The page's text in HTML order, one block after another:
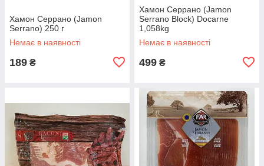
Хамон Серрано (Jamon
Serrano) 250 г
Немає в наявності
189 ₴
Хамон Серрано (Jamon
Serrano Block) Docarne
1,058kg
Немає в наявності
499 ₴